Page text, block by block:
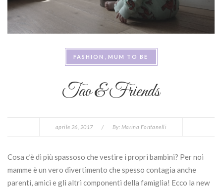
FASHION MUM TO BE
Tao & Friends
aprile 26, 2017 / By: Marina Fontanelli
Cosa c’è di più spassoso che vestire i propri bambini? Per noi
mamme è un vero divertimento che spesso contagia anche
parenti, amici e gli altri componenti della famiglia! Ecco la new